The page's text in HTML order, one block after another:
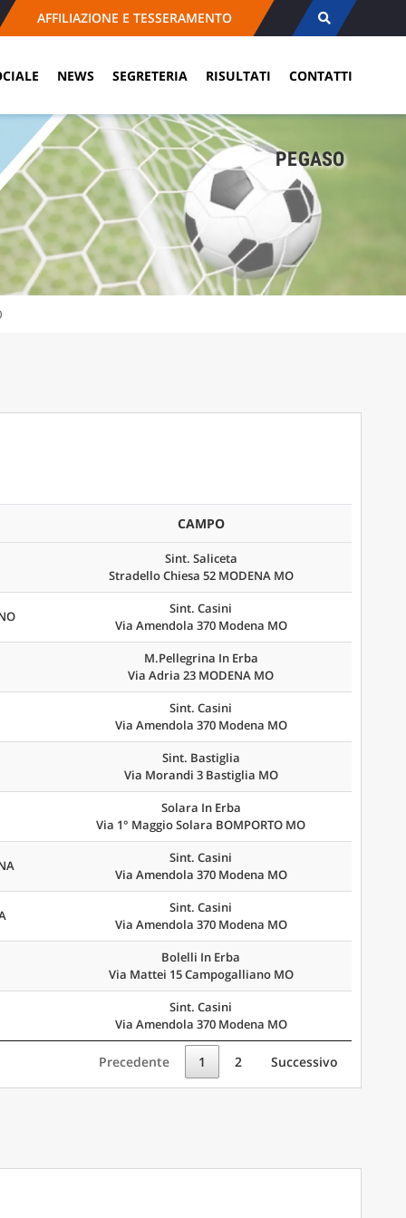
AFFILIAZIONE E TESSERAMENTO
NEWS SEGRETERIA RISULTATI CONTATTI
PEGASO
CAMPO
Sint. Saliceta
Stradello Chiesa 52 MODENA MO
Sint. Casini
Via Amendola 370 Modena MO
M.Pellegrina In Erba
Via Adria 23 MODENA MO
Sint. Casini
Via Amendola 370 Modena MO
Sint. Bastiglia
Via Morandi 3 Bastiglia MO
Solara In Erba
Via 1° Maggio Solara BOMPORTO MO
Sint. Casini
Via Amendola 370 Modena MO
Sint. Casini
Via Amendola 370 Modena MO
Bolelli In Erba
Via Mattei 15 Campogalliano MO
Sint. Casini
Via Amendola 370 Modena MO
Precedente 1 2 Successivo